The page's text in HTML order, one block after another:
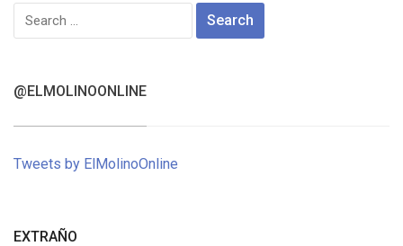
Search
for:
@ELMOLINOONLINE
Tweets by ElMolinoOnline
EXTRAÑO